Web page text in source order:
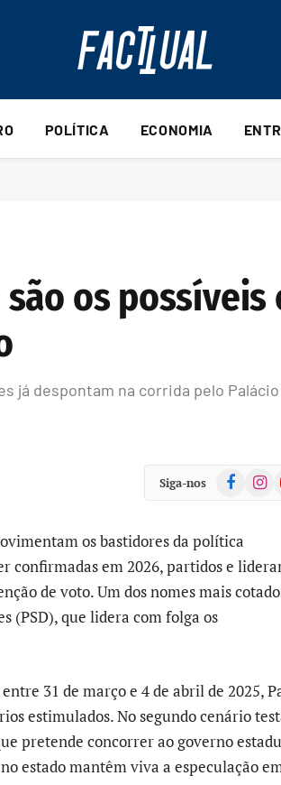
POLÍTICA ECONOMIA
os
já despontam na corrida pelo Palácio
Siga-nos Facebook
os bastidores da política
confirmadas em 2026, partidos e
de voto. Um dos nomes mais
(PSD), que lidera com folga os
31 de março e 4 de abril de 2025,
estimulados. No segundo cenário
pretende concorrer ao governo
estado mantêm viva a especulação